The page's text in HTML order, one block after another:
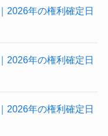
2026年の権利確定日
2026年の権利確定日
2026年の権利確定日